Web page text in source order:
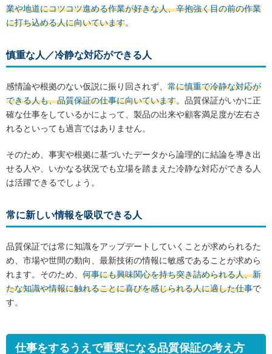
業や地道にコツコツ進める作業が好きな人、辛抱強く目の前の作業
に打ち込める人に向いています。
慎重な人／冷静な対応ができる人
感情論や根拠のない仮説に振り回されず、 常に慎重で冷静な対応が
できる人も、品質保証の仕事に向いています。品質保証がいかに正
確な仕事をしているかによって、製品の出来や顧客満足度が左右さ
れるといっても過言ではありません。
そのため、事実や根拠に基づいたデータから論理的に結論を導き出
せる人や、いかなる状況でも立場を踏まえた冷静な対応ができる人
は活躍できるでしょう。
常に新しい情報を吸収できる人
品質保証では常に知識をアップデートしていくことが求められるた
め、市場や世間の動向、最新技術の情報に敏感であることが求めら
れます。そのため、 何事にも興味関心を持ち突き詰められる人、新
たな知識や情報に触れることに喜びを感じられる人に適した仕事で
す。
仕事をするうえで重要になる品質保証の考え方